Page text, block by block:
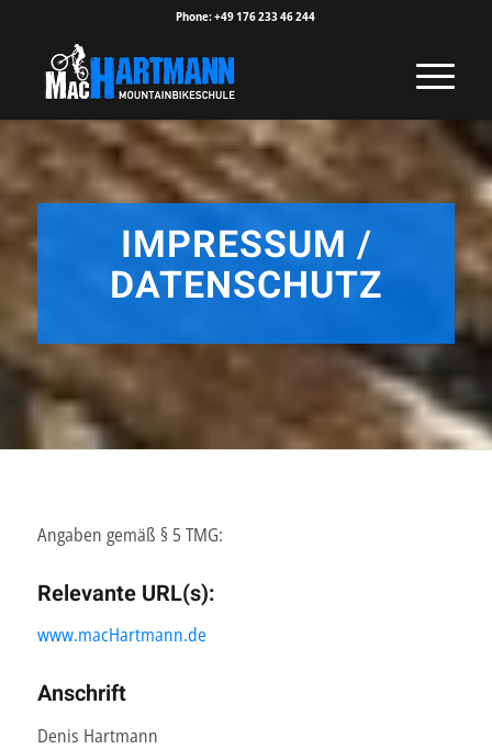
Phone: +49 176 233 46 244
IMPRESSUM /
DATENSCHUTZ
Angaben gemäß § 5 TMG:
Relevante URL(s):
www.macHartmann.de
Anschrift
Denis Hartmann